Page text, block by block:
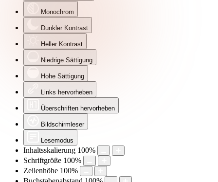
Monochrom
Dunkler Kontrast
Heller Kontrast
Niedrige Sättigung
Hohe Sättigung
Links hervorheben
Überschriften hervorheben
Bildschirmleser
Lesemodus
Inhaltsskalierung 100%
Schriftgröße 100%
Zeilenhöhe 100%